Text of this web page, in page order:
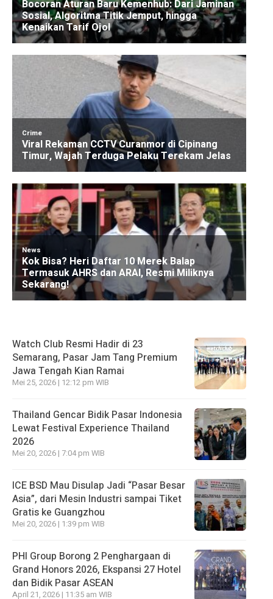
Watch Club Resmi Hadir di 23
Semarang, Pasar Jam Tang Premium
Jawa Tengah Kian Ramai
Mei 25, 2026 | 12:12 pm WIB
Thailand Gencar Bidik Pasar Indonesia
Lewat Festival Experience Thailand
2026
Mei 20, 2026 | 7:04 pm WIB
ICE BSD Mau Disulap Jadi “Pasar Besar
Asia”, dari Mesin Industri sampai Tiket
Gratis ke Guangzhou
Mei 20, 2026 | 1:39 pm WIB
PHI Group Borong 2 Penghargaan di
Grand Honors 2026, Ekspansi 27 Hotel
dan Bidik Pasar ASEAN
April 21, 2026 | 11:35 am WIB